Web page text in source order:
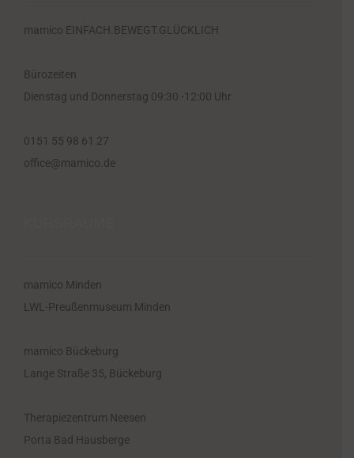
mamico EINFACH.BEWEGT.GLÜCKLICH
Bürozeiten
Dienstag und Donnerstag 09:30 -12:00 Uhr
0151 55 98 61 27
office@mamico.de
mamico Minden
LWL-Preußenmuseum Minden
mamico Bückeburg
Lange Straße 35, Bückeburg
Therapiezentrum Neesen
Porta Bad Hausberge